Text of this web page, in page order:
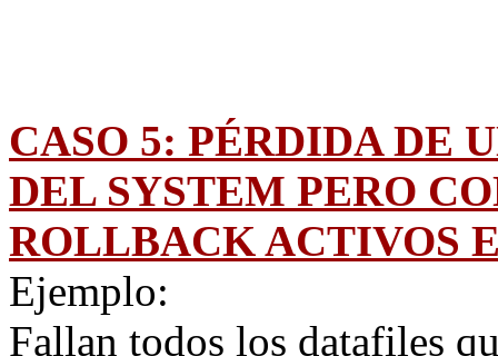
CASO 5: PÉRDIDA DE
DEL SYSTEM PERO
ROLLBACK ACTIVOS
Ejemplo:
Fallan todos los datafiles